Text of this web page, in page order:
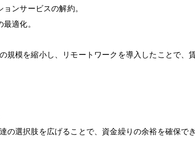
ンサービスの解約。
適化。
規模を縮小し、リモートワークを導入したことで、
の選択肢を広げることで、資金繰りの余裕を確保でき